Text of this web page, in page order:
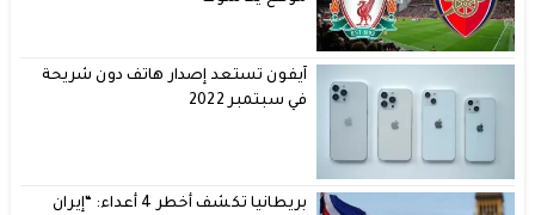
آيفون تستعد إصدار هاتف دون شريحة
في سبتمبر 2022
بريطانيا تكشف أخطر 4 أعداء: “إيران